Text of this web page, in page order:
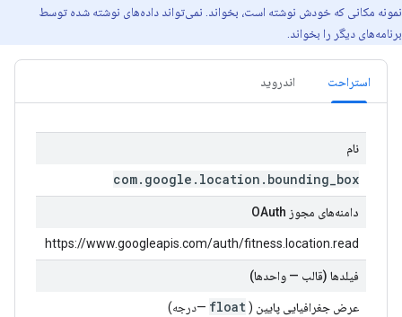
نمونه مکانی که خودش نوشته است، بخواند. نمی‌تواند داده‌های نوشته شده توسط
برنامه‌های دیگر را بخواند.
استراحت اندروید
نام
com. google . location . bounding box
دامنه‌های مجوز OAuth
https://www.googleapis.com/auth/fitness.location.read
فیلدها (قالب — واحدها)
عرض جغرافیایی پایین (
float —درجه)